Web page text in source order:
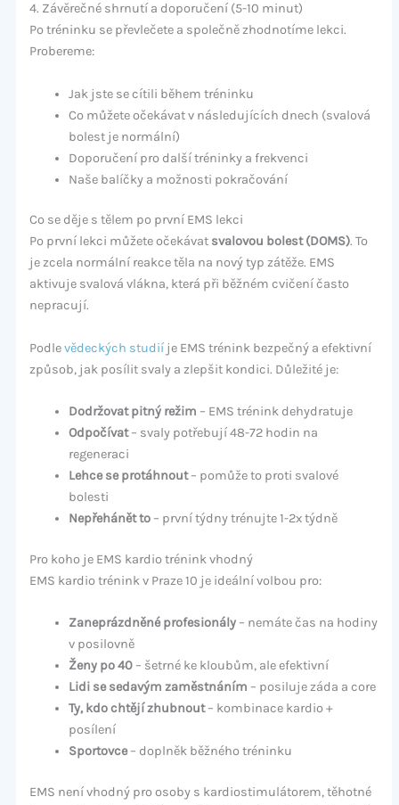
4. Závěrečné shrnutí a doporučení (5-10 minut)
Po tréninku se převlečete a společně zhodnotíme lekci.
Probereme:
Jak jste se cítili během tréninku
Co můžete očekávat v následujících dnech (svalová
bolest je normální)
Doporučení pro další tréninky a frekvenci
Naše balíčky a možnosti pokračování
Co se děje s tělem po první EMS lekci
Po první lekci můžete očekávat svalovou bolest (DOMS). To
je zcela normální reakce těla na nový typ zátěže. EMS
aktivuje svalová vlákna, která při běžném cvičení často
nepracují.
Podlevědeckých studiíje EMS trénink bezpečný a efektivní
způsob, jak posílit svaly a zlepšit kondici. Důležité je:
Dodržovat pitný režim – EMS trénink dehydratuje
Odpočívat– svaly potřebují 48-72 hodin na
regeneraci
Lehce se protáhnout– pomůže to proti svalové
bolesti
Nepřehánět to– první týdny trénujte 1-2x týdně
Pro koho je EMS kardio trénink vhodný
EMS kardio trénink v Praze 10 je ideální volbou pro:
Zaneprázdněné profesionály– nemáte čas na hodiny
v posilovně
Ženy po 40– šetrné ke kloubům, ale efektivní
Lidi se sedavým zaměstnáním – posiluje záda a core
Ty, kdo chtějí zhubnout– kombinace kardio +
posílení
Sportovce– doplněk běžného tréninku
EMS není vhodný pro osoby s kardiostimulátorem, těhotné